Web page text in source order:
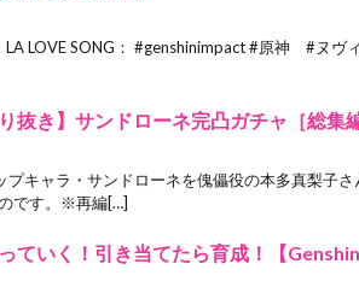
LA LOVE SONG： #genshinimpact #原神 #ヌヴ
抜き】サンドローネ完凸ガチャ［総集編
プキャラ・サンドローネを傀儡役の本多真梨子
です。※再編[…]
ていく！引き当てたら育成！【